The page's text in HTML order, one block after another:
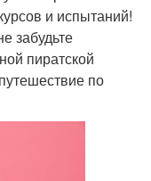
и испытаний!
забудьте
пиратской
по